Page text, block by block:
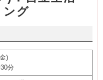
ング
)
分